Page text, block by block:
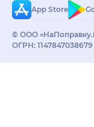
App Store
© ООО
ОГРН: 1147847038679